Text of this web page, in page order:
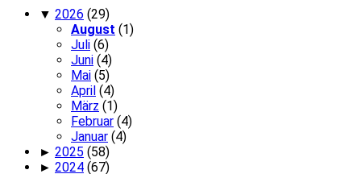
▼ 2026 (29)
August (1)
Juli (6)
Juni (4)
Mai (5)
April (4)
März (1)
Februar (4)
Januar (4)
► 2025 (58)
► 2024 (67)